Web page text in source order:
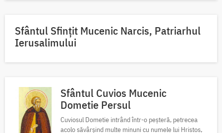
Sfântul Sfinţit Mucenic Narcis, Patriarhul
Ierusalimului
Sfântul Cuvios Mucenic
Dometie Persul
Cuviosul Dometie intrând într-o peșteră, petrecea
acolo săvârșind multe minuni cu numele lui Hristos,